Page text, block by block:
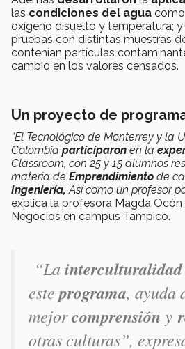
las condiciones del agua
oxígeno disuelto y temperatura;
pruebas con distintas muestras
contenían partículas
cambio en los valores censados.
Un proyecto de
“El Tecnológico de Monterrey y la
Colombia participaron en la
Classroom, con 25 y 15 alumnos
materia de Emprendimiento de
Ingeniería, Así como un profesor
explica la profesora Magda Ocón
Negocios en campus Tampico.
“Lainterculturalidad
este programa, ayuda
mejorcomprensión y
otras culturas”,